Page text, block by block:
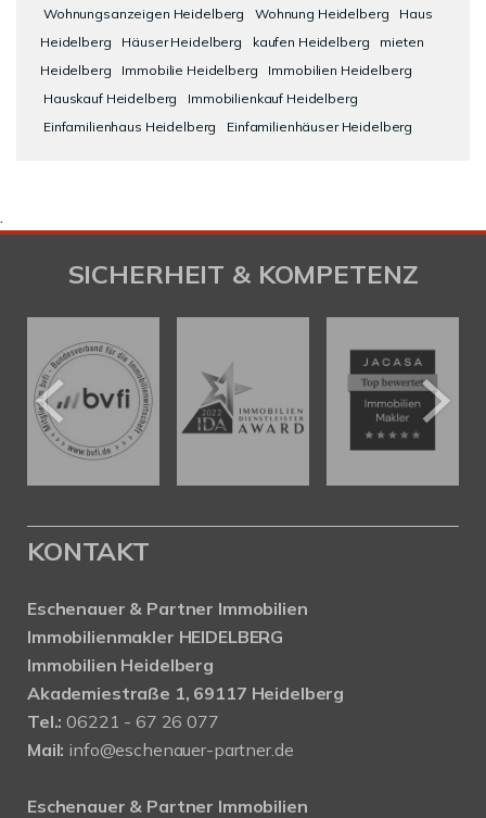
Wohnungsanzeigen Heidelberg
Wohnung Heidelberg
Haus
Heidelberg
Häuser Heidelberg kaufen Heidelberg
mieten
Heidelberg
Immobilie Heidelberg
Immobilien Heidelberg
Hauskauf Heidelberg
Immobilienkauf Heidelberg
Einfamilienhaus Heidelberg
Einfamilienhäuser Heidelberg
.
SICHERHEIT & KOMPETENZ
KONTAKT
Eschenauer & Partner Immobilien
Immobilienmakler HEIDELBERG
Immobilien Heidelberg
Akademiestraße 1, 69117 Heidelberg
Tel.:06221 - 67 26 077
Mail: info@eschenauer-partner.de
Eschenauer & Partner Immobilien